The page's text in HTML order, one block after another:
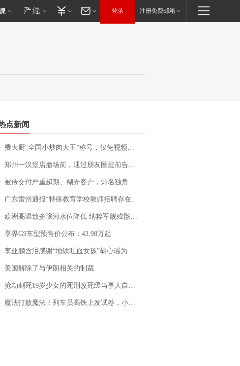
登录 注册免费邮箱
点新闻
费大厨“全国小炒肉大王”称号，仅凭视频评出？中国烹饪协会回应
郑州一汉堡店撤场前，通过朋友圈提前告知逐一退费，有顾客仅剩1元也全被退回，分文不少；顾客：言而有信，让人感动
被传交付严重超期、糊弄客户，知名独角兽车企创始人回应：都没证据，将依法采取措施，“本人长期与美国交管局保持沟通，对方表示肯定”
广东雷州通报“特殊教育学校教师招聘存在违规行为”：已启动问责程序 副校长被停职
欧洲高温致多瑙河水位降低 纳粹军舰残骸重见天日
享界G9车型预售价公布：43.98万起
李亚鹏含泪感谢“地铁吐血女孩”胡心瑶为嫣然天使捐99999元：这份捐赠太沉重，尊重其捐赠意愿，个人向胡心瑶和她的病友之家各捐赠99999元
美国解除了与伊朗相关的制裁
抢劫刺死19岁少女的死刑改死缓当事人自述：出狱11年间始终刻意躲避被害人家属
魔法打败魔法！列车员高铁上发试卷，小朋友一秒静音，12306回应：列车员个人行为，不是铁路规定